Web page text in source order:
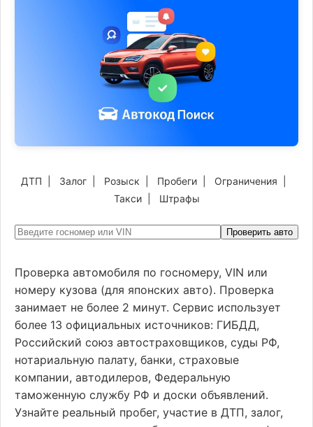
ДТП Залог Розыск Пробеги Ограничения
Такси| Штрафы
Проверить авто
Проверка автомобиля по госномеру, VIN или
номеру кузова (для японских авто). Проверка
занимает не более 2 минут. Сервис использует
более 13 официальных источников: ГИБДД,
Российский союз автостраховщиков, суды РФ,
нотариальную палату, банки, страховые
компании, автодилеров, Федеральную
таможенную службу РФ и доски объявлений.
Узнайте реальный пробег, участие в ДТП, залог,